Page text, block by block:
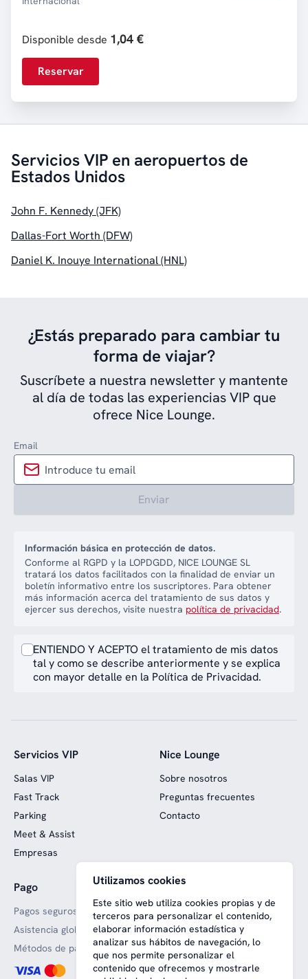
Disponible desde 1,04 €
Reservar
Servicios VIP en aeropuertos de
Estados Unidos
John F. Kennedy (JFK)
Dallas-Fort Worth (DFW)
Daniel K. Inouye International (HNL)
¿Estás preparado para cambiar tu
forma de viajar?
Suscríbete a nuestra newsletter y mantente
al día de todas las experiencias VIP que
ofrece Nice Lounge.
Email
Enviar
Información básica en protección de datos.
Conforme al RGPD y la LOPDGDD, NICE LOUNGE SL
tratará los datos facilitados con la finalidad de enviar un
boletín informativo entre los suscriptores. Para obtener
más información acerca del tratamiento de sus datos y
ejercer sus derechos, visite nuestra política de privacidad.
ENTIENDO Y ACEPTO el tratamiento de mis datos
tal y como se describe anteriormente y se explica
con mayor detalle en la Política de Privacidad.
Servicios VIP
Salas VIP
Fast Track
Parking
Meet & Assist
Empresas
Nice Lounge
Sobre nosotros
Preguntas frecuentes
Contacto
Pago
Pagos seguros
Asistencia global
Métodos de pago aceptado
Web financiada con fondos
europeos
Utilizamos cookies
Este sitio web utiliza cookies propias y de
terceros para personalizar el contenido,
elaborar información estadística y
analizar sus hábitos de navegación, lo
que nos permite personalizar el
contenido que ofrecemos y mostrarle